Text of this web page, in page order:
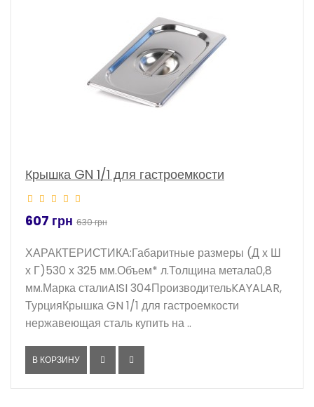
Крышка GN 1/1 для гастроемкости
607 грн 630 грн
ХАРАКТЕРИСТИКА:Габаритные размеры (Д х Ш
х Г)530 х 325 мм.Объем* л.Толщина метала0,8
мм.Марка сталиAISI 304ПроизводительKAYALAR,
ТурцияКрышка GN 1/1 для гастроемкости
нержавеющая сталь купить на ..
В КОРЗИНУ